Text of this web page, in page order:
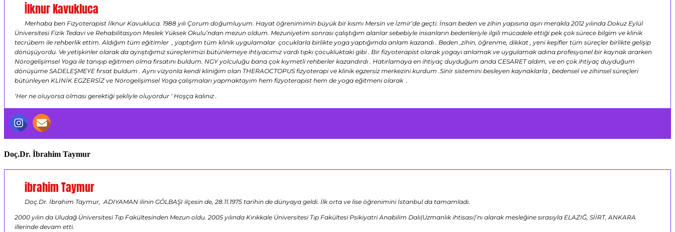
İlknur Kavukluca
Merhaba ben Fizyoterapist İlknur Kavukluca. 1988 yılı Çorum doğumluyum. Hayat öğrenimimin büyük bir kısmı Mersin ve İzmir’de geçti. İnsan beden ve zihin yapısına aşırı merakla 2012 yılında Dokuz Eylül
Üniversitesi Fizik Tedavi ve Rehabilitasyon Meslek Yüksek Okulu’ndan mezun oldum. Mezuniyetim sonrası çalıştığım alanlar sebebiyle insanların bedenleriyle ilgili mücadele ettiği pek çok sürece bilgim ve klinik
tecrübem ile rehberlik ettim. Aldığım tüm eğitimler , yaptığım tüm klinik uygulamalar çocuklarla birlikte yoga yaptığımda anlam kazandı . Beden ,zihin, öğrenme, dikkat , yeni keşifler tüm süreçler birlikte gelişip
dönüşüyordu. Ve yetişkinler olarak da ayrıştığımız süreçlerimizi bütünlemeye ihtiyacımız vardı tıpkı çocukluktaki gibi . Bir fizyoterapist olarak yogayı anlamak ve uygulamak adına profesyonel bir kaynak ararken
Nörogelişimsel Yoga ile tanışıp eğitmen olma fırsatını buldum. NGY yolculuğu bana çok kıymetli rehberler kazandırdı . Hatırlamaya en ihtiyaç duyduğum anda CESARET aldım, ve en çok ihtiyaç duyduğum
dönüşüme SADELEŞMEYE fırsat buldum . Aynı vizyonla kendi kliniğim olan THERAOCTOPUS fizyoterapi ve klinik egzersiz merkezini kurdum .Sinir sistemini besleyen kaynaklarla , bedensel ve zihinsel süreçleri
bütünleyen KLİNİK EGZERSİZ ve Nörogelişimsel Yoga çalışmaları yapmaktayım hem fizyoterapist hem de yoga eğitmeni olarak .
‘Her ne oluyorsa olması gerektiği şekliyle oluyordur ‘ Hoşça kalınız .
Doç.Dr. İbrahim Taymur
ibrahim Taymur
Doç.Dr. İbrahim Taymur, ADIYAMAN ilinin GÖLBAŞI ilçesin de, 28.11.1975 tarihin de dünyaya geldi. İlk orta ve lise öğrenimini İstanbul da tamamladı.
2000 yılın da Uludağ Üniversitesi Tıp Fakültesinden Mezun oldu. 2005 yılında Kırıkkale Üniversitesi Tıp Fakültesi Psikiyatri Anabilim Dalı(Uzmanlık ihtisası)’nı alarak mesleğine sırasıyla ELAZIĞ, SİİRT, ANKARA
illerinde devam etti.